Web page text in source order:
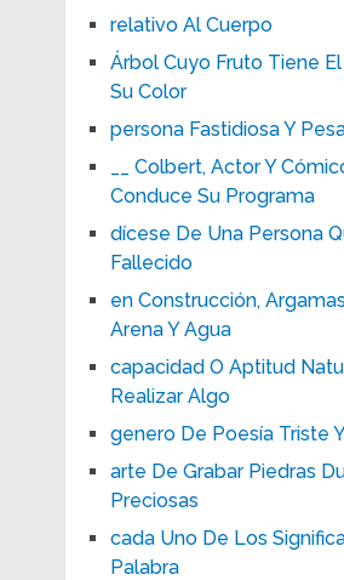
relativo Al Cuerpo
Árbol Cuyo Fruto Tiene
Su Color
persona Fastidiosa Y
__ Colbert, Actor Y
Conduce Su Programa
dícese De Una Persona
Fallecido
en Construcción,
Arena Y Agua
capacidad O Aptitud
Realizar Algo
genero De Poesía Triste
arte De Grabar Piedras
Preciosas
cada Uno De Los
Palabra